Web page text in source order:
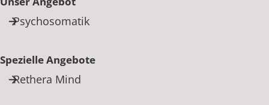
Psychosomatik
Spezielle Angebote
Rethera Mind